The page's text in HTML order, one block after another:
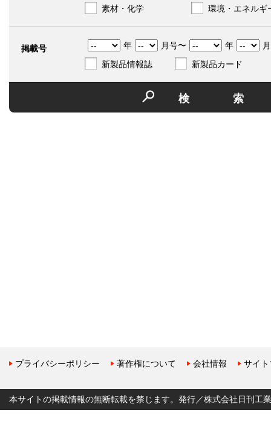
素材・化学
環境・エネルギ
掲載号 年 月号〜 年
新製品情報誌
新製品カード
検
プライバシーポリシー 著作権について 会社情報 サイ
本サイトの掲載情報の無断転載を禁じます。発行／株式会社日刊